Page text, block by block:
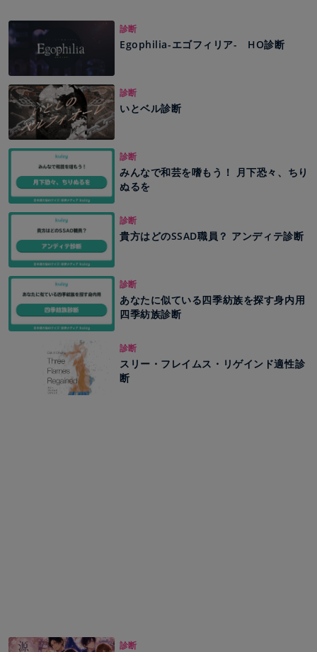
診断
Egophilia-エゴフィリア- HO診断
診断
いとベル診断
診断
みんなで和芸を嗜もう！ 月下恐々、ちり
ぬるを
診断
貴方はどのSSAD職員？ アンディテ診断
診断
あなたに似ている四季紡族を探す身内用
四季紡族診断
診断
スリー・フレイムス・リゲインド適性診
断
診断